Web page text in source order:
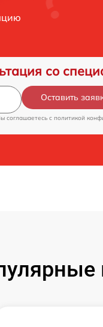
со
Оставить
соглашаетесь c политикой